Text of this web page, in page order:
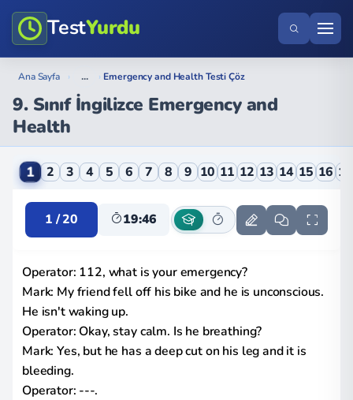
TestYurdu
Ana Sayfa › ... › Emergency and Health Testi Çöz
9. Sınıf İngilizce Emergency and
Health
9. Sınıf İngilizce Emergency and Health Online Testi
1 2 3 4 5 6 7 8 9 10 11 12 13 14 15 16 17
1 / 20 19:46
Operator: 112, what is your emergency?
Mark: My friend fell off his bike and he is unconscious.
He isn't waking up.
Operator: Okay, stay calm. Is he breathing?
Mark: Yes, but he has a deep cut on his leg and it is
bleeding.
Operator: ---.